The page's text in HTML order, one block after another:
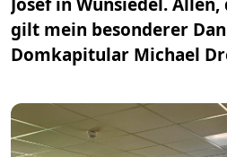
gilt mein besonderer
Domkapitular Michael